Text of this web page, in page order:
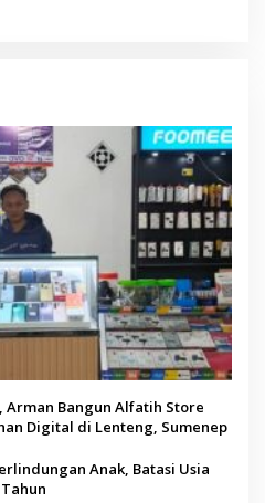
Arman Bangun Alfatih Store
Digital di Lenteng, Sumenep
Anak, Batasi Usia